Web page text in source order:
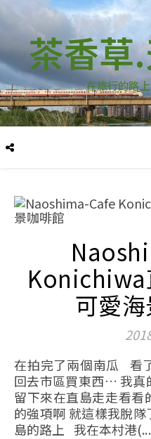
茶香草
在旅行的路
Konichiwa
可愛
在拍完了兩個南瓜 看了地中美術館…同事就說要
回去市區買東西… 我真
留下來在直島走走看
的強項啊 就這樣我脫
島的路上 我在本村港(...